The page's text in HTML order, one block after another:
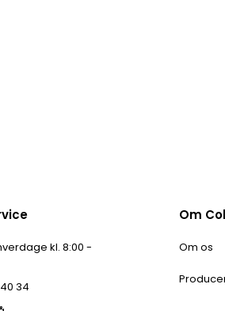
kl. 8:00 -
34
Om
Om os